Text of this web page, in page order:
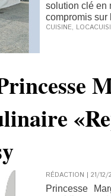
solution clé en
compromis sur
CUISINE,
RÉDACTION | 21/12/
Princesse